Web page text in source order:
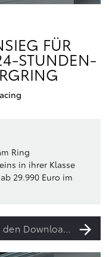
FÜR
STUNDEN-
Ring
in ihrer Klasse
29.990 Euro im
Zu den Downloads